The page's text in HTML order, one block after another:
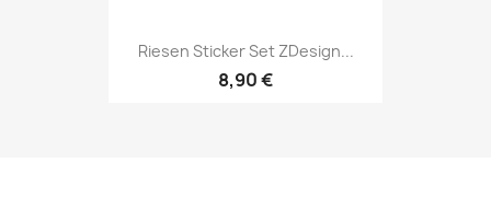
Riesen Sticker Set ZDesign...
8,90 €